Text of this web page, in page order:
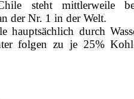
steht mittlerweile
der Nr. 1 in der Welt.
durch
folgen zu je 25%